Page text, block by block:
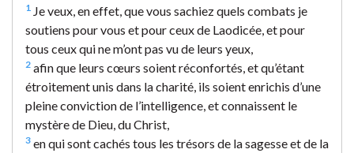
1 Je veux, en effet, que vous sachiez quels combats je
soutiens pour vous et pour ceux de Laodicée, et pour
tous ceux qui ne m’ont pas vu de leurs yeux,
2 afin que leurs cœurs soient réconfortés, et qu’étant
étroitement unis dans la charité, ils soient enrichis d’une
pleine conviction de l’intelligence, et connaissent le
mystère de Dieu, du Christ,
3 en qui sont cachés tous les trésors de la sagesse et de la